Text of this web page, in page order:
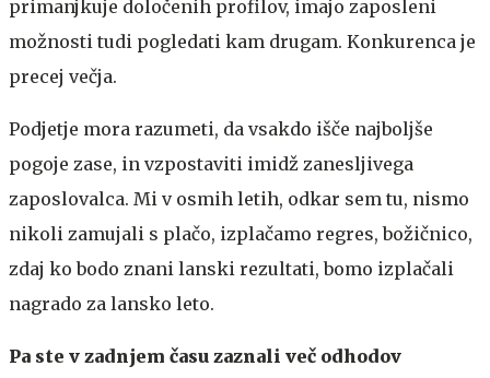
primanjkuje določenih profilov, imajo zaposleni
možnosti tudi pogledati kam drugam. Konkurenca je
precej večja.
Podjetje mora razumeti, da vsakdo išče najboljše
pogoje zase, in vzpostaviti imidž zanesljivega
zaposlovalca. Mi v osmih letih, odkar sem tu, nismo
nikoli zamujali s plačo, izplačamo regres, božičnico,
zdaj ko bodo znani lanski rezultati, bomo izplačali
nagrado za lansko leto.
Pa ste v zadnjem času zaznali več odhodov